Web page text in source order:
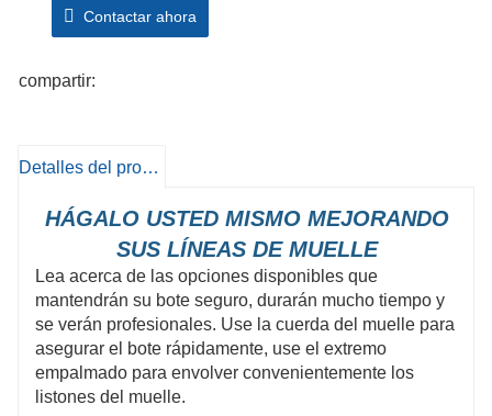
Dos flotadores de espuma defienden el barco de
rozaduras y ajuste deslizante en cada uno extremos
tope incorporado, recoger el tener un impacto en del
viento y las olas, y||| |escuda bien el barco.
Embalaje y dimensiones: Paquete de 4 cuerdas
elásticas para muelles, natural tamaño 3,5 pies,
elástico tamaño 5,5 pies
Contactar ahora
compartir:
Detalles del producto
HÁGALO USTED MISMO MEJORANDO
SUS LÍNEAS DE MUELLE
Lea acerca de las opciones disponibles que
mantendrán su bote seguro, durarán mucho tiempo y
se verán profesionales. Use la cuerda del muelle para
asegurar el bote rápidamente, use el extremo
empalmado para envolver convenientemente los
listones del muelle.